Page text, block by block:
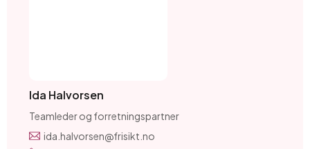
Ida Halvorsen
Teamleder og forretningspartner
ida.halvorsen@frisikt.no